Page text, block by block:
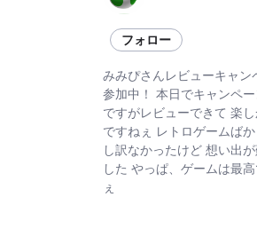
フォロー
みみぴさんレビューキャン
参加中！ 本日でキャンペ
ですがレビューできて 楽
ですねぇ レトロゲームば
し訳なかったけど 想い出が
した やっぱ、ゲームは最
ぇ